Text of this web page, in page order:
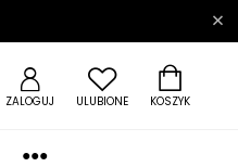
ZALOGUJ ULUBIONE KOSZYK
●●●